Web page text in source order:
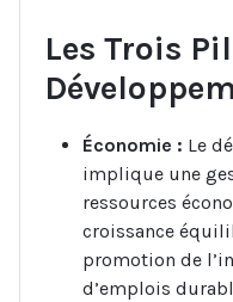
Les Trois
Économie : Le
implique une
ressources
croissance
promotion de
d’emplois